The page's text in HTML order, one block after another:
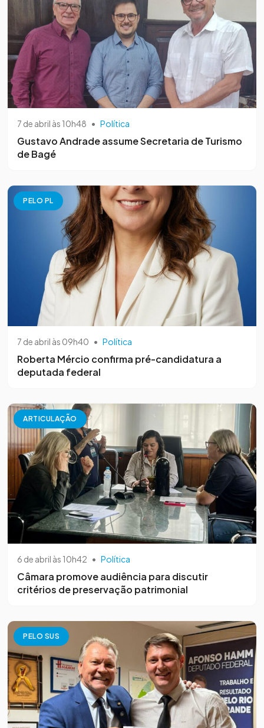
7 de abril às 10h48 • Política
Gustavo Andrade assume Secretaria de Turismo
de Bagé
PELO PL
7 de abril às 09h40 • Política
Roberta Mércio confirma pré-candidatura a
deputada federal
ARTICULAÇÃO
6 de abril às 10h42 • Política
Câmara promove audiência para discutir
critérios de preservação patrimonial
PELO SUS